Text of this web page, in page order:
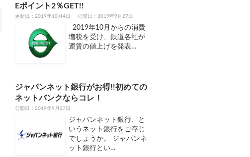
Eポイント2％GET!!
更新日：2019年10月4日 公開日：2019年9月27日
2019年10月からの消費
増税を受け、鉄道各社が
運賃の値上げを発表…
ジャパンネット銀行がお得!!初めての
ネットバンクならコレ！
公開日： 2019年9月27日
ジャパンネット銀行、と
いうネット銀行をご存じ
でしょうか。 ジャパンネ
ット銀行とい…